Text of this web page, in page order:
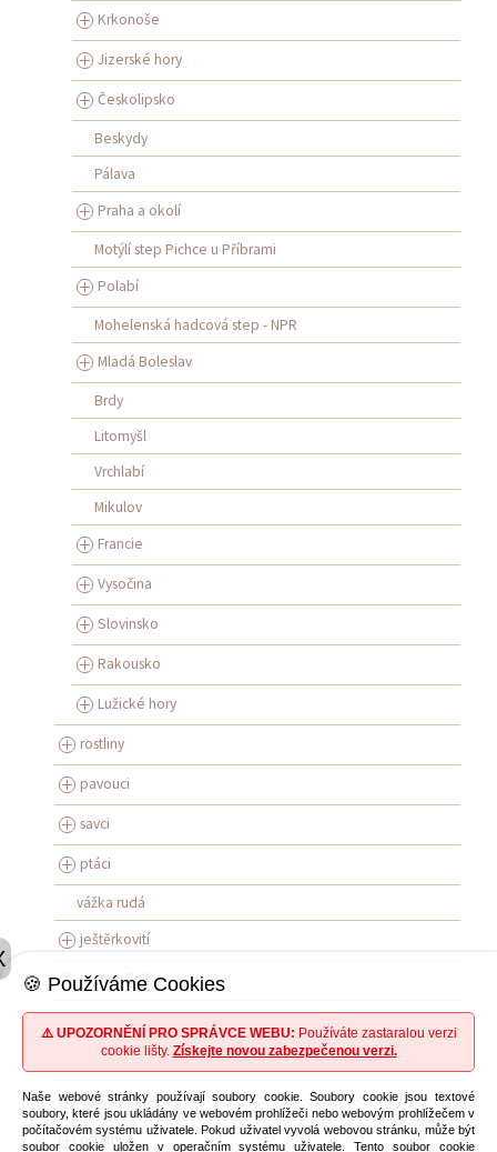
Krkonoše
Jizerské hory
Českolipsko
Beskydy
Pálava
Praha a okolí
Motýlí step Pichce u Příbrami
Polabí
Mohelenská hadcová step - NPR
Mladá Boleslav
Brdy
Litomyšl
Vrchlabí
Mikulov
Francie
Vysočina
Slovinsko
Rakousko
Lužické hory
rostliny
pavouci
savci
ptáci
vážka rudá
ještěrkovití
rovnokřídlí
obojživelníci
síťokřídlí
lidé
ostatní
🍪 Používáme Cookies
⚠️ UPOZORNĚNÍ PRO SPRÁVCE WEBU: Používáte zastaralou verzi
cookie lišty. Získejte novou zabezpečenou verzi.
Naše webové stránky používají soubory cookie. Soubory cookie jsou textové
soubory, které jsou ukládány ve webovém prohlížeči nebo webovým prohlížečem v
počítačovém systému uživatele. Pokud uživatel vyvolá webovou stránku, může být
soubor cookie uložen v operačním systému uživatele. Tento soubor cookie